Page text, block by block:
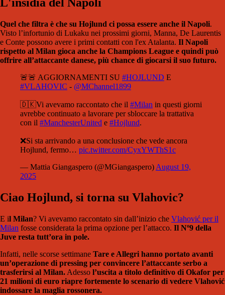
Quel che filtra è che su Hojlund ci possa essere anche il Napoli.
Visto l’infortunio di Lukaku nei prossimi giorni, Manna, De Laurentis
e Conte possono avere i primi contatti con l'ex Atalanta. Il Napoli
rispetto al Milan gioca anche la Champions League e quindi può
offrire all’attaccante danese, più chance di giocarsi il suo futuro.
🚨🚨 AGGIORNAMENTI SU #HOJLUND E
#VLAHOVIC - @MChannel1899
🇩🇰Vi avevamo raccontato che il #Milan in questi giorni
avrebbe continuato a lavorare per sbloccare la trattativa
con il #ManchesterUnited e #Hojlund.
❌Si sta arrivando a una conclusione che vede ancora
Hojlund, fermo… pic.twitter.com/CyxYWThS1c
— Mattia Giangaspero (@MGiangaspero) August 19,
2025
Ciao Hojlund, si torna su Vlahovic?
E il Milan? Vi avevamo raccontato sin dall’inizio che Vlahović per il
Milan fosse considerata la prima opzione per l’attacco. Il Nº9 della
Juve resta tutt’ora in pole.
Infatti, nelle scorse settimane Tare e Allegri hanno portato avanti
un’operazione di pressing per convincere l’attaccante serbo a
trasferirsi al Milan. Adesso l’uscita a titolo definitivo di Okafor per
21 milioni di euro riapre fortemente lo scenario di vedere Vlahović
indossare la maglia rossonera.